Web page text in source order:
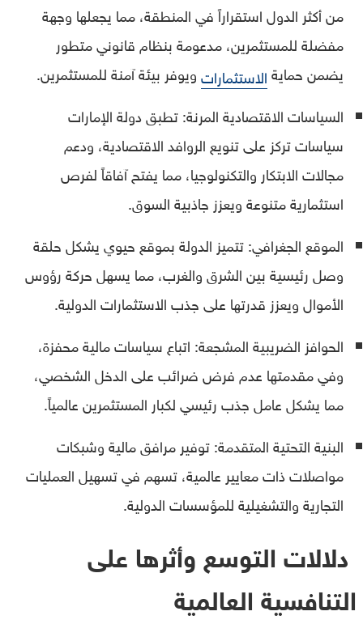
من أكثر الدول استقراراً في المنطقة، مما يجعلها وجهة
مفضلة للمستثمرين، مدعومة بنظام قانوني متطور
يضمن حمايةالاستثماراتويوفر بيئة آمنة للمستثمرين.
السياسات الاقتصادية المرنة: تطبق دولة الإمارات
سياسات تركز على تنويع الروافد الاقتصادية، ودعم
مجالات الابتكار والتكنولوجيا، مما يفتح آفاقاً لفرص
استثمارية متنوعة ويعزز جاذبية السوق.
الموقع الجغرافي: تتميز الدولة بموقع حيوي يشكل حلقة
وصل رئيسية بين الشرق والغرب، مما يسهل حركة رؤوس
الأموال ويعزز قدرتها على جذب الاستثمارات الدولية.
الحوافز الضريبية المشجعة: اتباع سياسات مالية محفزة،
وفي مقدمتها عدم فرض ضرائب على الدخل الشخصي،
مما يشكل عامل جذب رئيسي لكبار المستثمرين عالمياً.
البنية التحتية المتقدمة: توفير مرافق مالية وشبكات
مواصلات ذات معايير عالمية، تسهم في تسهيل العمليات
التجارية والتشغيلية للمؤسسات الدولية.
دلالات التوسع وأثرها على
التنافسية العالمية